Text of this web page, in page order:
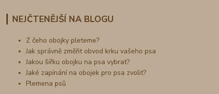
NEJČTENĚJŠÍ NA BLOGU
Z čeho obojky pleteme?
Jak správně změřit obvod krku vašeho psa
Jakou šířku obojku na psa vybrat?
Jaké zapínání na obojek pro psa zvolit?
Plemena psů